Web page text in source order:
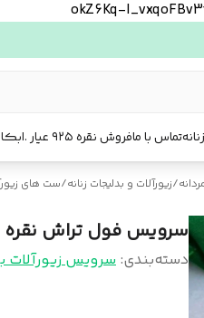
okZ6Kq-
زنانهتماس با مافروش نقره ۹۲۵ عیار .ابکاری طلا.تضمین کیفیت کالا.ارسال کل کشور. ارسال فوری تهرا.
/زیورآلات و بدلیجات زنانه/ست‌ های
سرویس فول تراش نقره
دسته‌بندی: سرویس